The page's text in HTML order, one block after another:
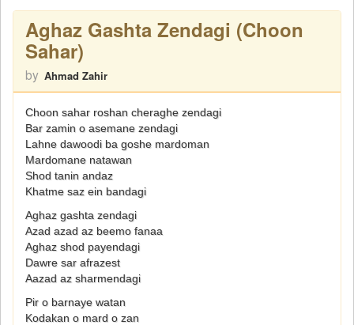
Aghaz Gashta Zendagi (Choon
Sahar)
by Ahmad Zahir
Choon sahar roshan cheraghe zendagi
Bar zamin o asemane zendagi
Lahne dawoodi ba goshe mardoman
Mardomane natawan
Shod tanin andaz
Khatme saz ein bandagi
Aghaz gashta zendagi
Azad azad az beemo fanaa
Aghaz shod payendagi
Dawre sar afrazest
Aazad az sharmendagi
Pir o barnaye watan
Kodakan o mard o zan